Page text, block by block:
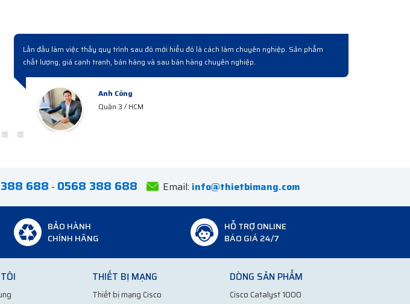
thống có mua mấy bộ switch bên này. Làm việc chuyên
và bàn giao rất chuyên nghiệp...
Có người quen giới thiêụ và làm việc qua lấy lô
hoá, giá cả và cách phục vụ khách hàng bài bản
688 - 0568 388 688 Email: info@thietbimang.com
BẢO HÀNH
CHÍNH HÃNG
HỖ TRỢ ONLINE
BÁO GIÁ 24/7
THIẾT BỊ MẠNG
Thiết bị mạng Cisco
DÒNG SẢN PHẨM
Cisco Catalyst 1000